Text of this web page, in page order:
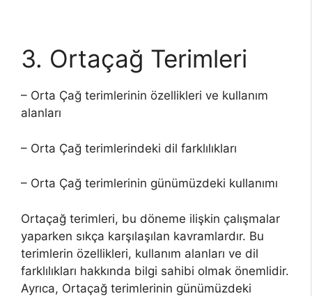
3. Ortaçağ Terimleri
– Orta Çağ terimlerinin özellikleri ve kullanım
alanları
– Orta Çağ terimlerindeki dil farklılıkları
– Orta Çağ terimlerinin günümüzdeki kullanımı
Ortaçağ terimleri, bu döneme ilişkin çalışmalar
yaparken sıkça karşılaşılan kavramlardır. Bu
terimlerin özellikleri, kullanım alanları ve dil
farklılıkları hakkında bilgi sahibi olmak önemlidir.
Ayrıca, Ortaçağ terimlerinin günümüzdeki